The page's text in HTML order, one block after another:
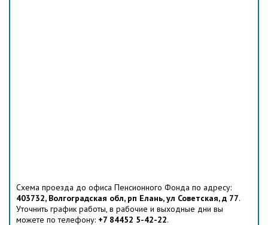
Схема проезда до офиса Пенсионного Фонда по адресу:
403732, Волгоградская обл, рп Елань, ул Советская, д 77.
Уточнить график работы, в рабочие и выходные дни вы
можете по телефону: +7 84452 5-42-22.